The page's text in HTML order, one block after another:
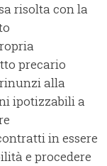
risolta con la
precario
alla
ipotizzabili a
in essere
e procedere